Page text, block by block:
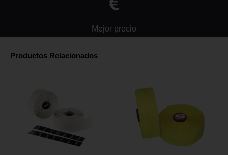
Mejor precio
Productos Relacionados